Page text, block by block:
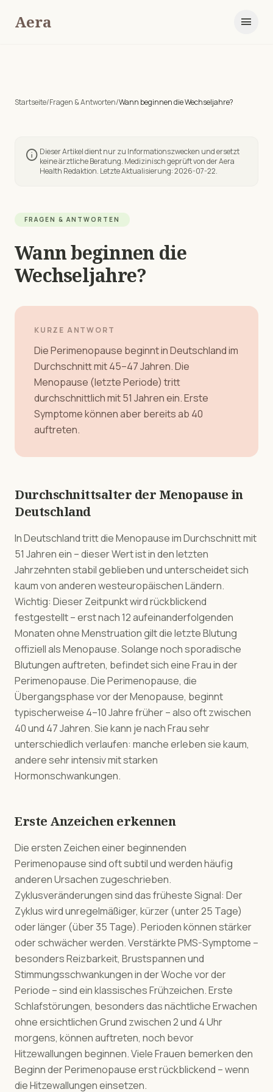
Aera menu
Startseite/Fragen & Antworten/Wann beginnen die Wechseljahre?
info Dieser Artikel dient nur zu Informationszwecken und ersetzt
keine ärztliche Beratung. Medizinisch geprüft von der Aera
Health Redaktion. Letzte Aktualisierung:2026-07-22.
FRAGEN & ANTWORTEN
Wann beginnen die
Wechseljahre?
KURZE ANTWORT
Die Perimenopause beginnt in Deutschland im
Durchschnitt mit 45–47 Jahren. Die
Menopause (letzte Periode) tritt
durchschnittlich mit 51 Jahren ein. Erste
Symptome können aber bereits ab 40
auftreten.
Durchschnittsalter der Menopause in
Deutschland
In Deutschland tritt die Menopause im Durchschnitt mit
51 Jahren ein – dieser Wert ist in den letzten
Jahrzehnten stabil geblieben und unterscheidet sich
kaum von anderen westeuropäischen Ländern.
Wichtig: Dieser Zeitpunkt wird rückblickend
festgestellt – erst nach 12 aufeinanderfolgenden
Monaten ohne Menstruation gilt die letzte Blutung
offiziell als Menopause. Solange noch sporadische
Blutungen auftreten, befindet sich eine Frau in der
Perimenopause. Die Perimenopause, die
Übergangsphase vor der Menopause, beginnt
typischerweise 4–10 Jahre früher – also oft zwischen
40 und 47 Jahren. Sie kann je nach Frau sehr
unterschiedlich verlaufen: manche erleben sie kaum,
andere sehr intensiv mit starken
Hormonschwankungen.
Erste Anzeichen erkennen
Die ersten Zeichen einer beginnenden
Perimenopause sind oft subtil und werden häufig
anderen Ursachen zugeschrieben.
Zyklusveränderungen sind das früheste Signal: Der
Zyklus wird unregelmäßiger, kürzer (unter 25 Tage)
oder länger (über 35 Tage). Perioden können stärker
oder schwächer werden. Verstärkte PMS-Symptome –
besonders Reizbarkeit, Brustspannen und
Stimmungsschwankungen in der Woche vor der
Periode – sind ein klassisches Frühzeichen. Erste
Schlafstörungen, besonders das nächtliche Erwachen
ohne ersichtlichen Grund zwischen 2 und 4 Uhr
morgens, können auftreten, noch bevor
Hitzewallungen beginnen. Viele Frauen bemerken den
Beginn der Perimenopause erst rückblickend – wenn
die Hitzewallungen einsetzen.